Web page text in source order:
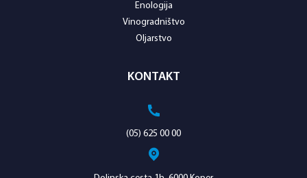
Enologija
Vinogradništvo
Oljarstvo
KONTAKT
(05) 625 00 00